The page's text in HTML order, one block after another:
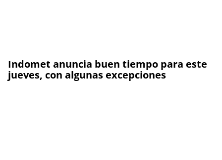
Indomet anuncia buen tiempo para este
jueves, con algunas excepciones